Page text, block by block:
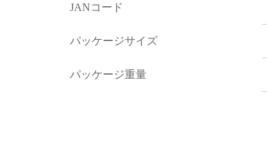
JANコード
パッケージサイズ
パッケージ重量